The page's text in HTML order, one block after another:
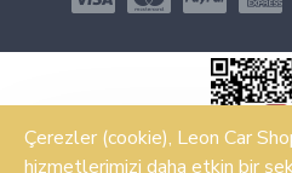
Çerezler (cookie), Leon Car
hizmetlerimizi daha etkin bir